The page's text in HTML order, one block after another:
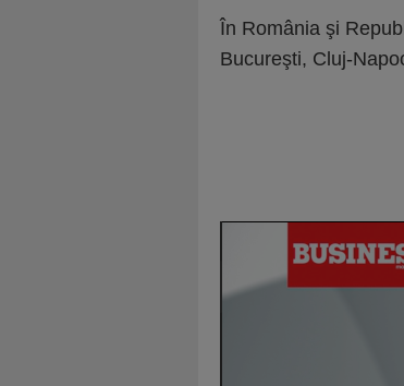
În România şi
Bucureşti, Cluj-